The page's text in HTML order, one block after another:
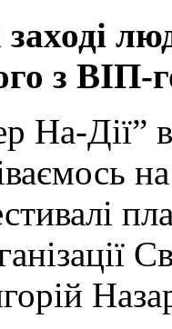
з ВІП-
На-Дії”